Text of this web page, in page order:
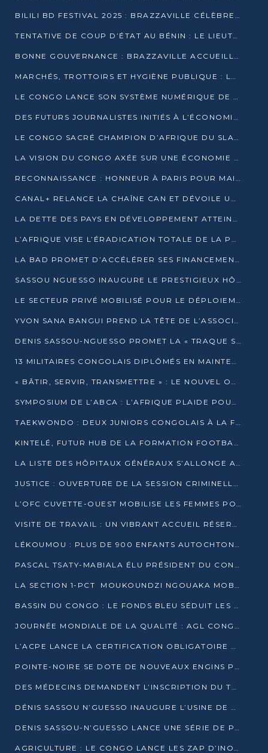
BILILI BD FESTIVAL 2025 : BRAZZAVILLE CÉLÈBRE DIX ANS DE CRÉATION GRAPHIQUE AFRICAINE
TENTATIVE DE COUP D’ÉTAT AU BÉNIN : LE LIEUTENANT-COLONEL TIGRI S’AUTOPROCLAME CHEF D’UN COMITÉ MILITAIRE
BONNE GOUVERNANCE : BRAZZAVILLE ACCUEILLE LES PREMIÈRES JOURNÉES CONGOLAISES DE L’ÉVALUATION
MARCHÉS, TROTTOIRS ET HYGIÈNE PUBLIQUE : LE GOUVERNEMENT DURCIT LE TON
LE CONGO LANCE SON SYSTÈME NUMÉRIQUE DE VÉRIFICATION DU BOIS
DES FUTURS JOURNALISTES INITIÉS À L’ÉCONOMIE BLEUE DURABLE
LE CONGO SACRÉ CHAMPION D’AFRIQUE DU SLAM 2025
LA VISION DU CONGO AXÉE SUR UNE ÉCONOMIE BAS CARBONE AU RENDEZ-VOUS DE MONACO 2025
RECONNAISSANCE : HONNEUR À PARIS POUR MAIXENT RAOUL OMINGA
CANAL+ RELANCE LA CHAÎNE CAN ET DÉVOILE UNE OFFRE EXCEPTIONNELLE POUR DÉCEMBRE
LA DETTE DES PAYS EN DÉVELOPPEMENT ATTEINT UN SOMMET HISTORIQUE ENTRE 2022 ET 2024
L’AFRIQUE VISE L’ÉRADICATION TOTALE DE LA POLIOMYÉLITE D’ICI 2026
LA BAD PROMET D’ACCÉLÉRER SES FINANCEMENTS AVEC LE MINISTÈRE DE L’ASSAINISSEMENT
SASSOU NGUESSO INAUGURE LE PRESTIGIEUX HÔTEL KEMPINSKI BRAZZAVILLE
LE SECTEUR PRIVÉ MOBILISÉ POUR LE DÉPLOIEMENT DE 19 MINI-CENTRALES SOLAIRES
YVON SANA BANGUI PREND LA TÊTE DE L’ASSOCIATION DES BANQUES CENTRALES AFRICAINES
DENIS SASSOU-NGUESSO PROMET LA « TRAQUE SANS RELÂCHE » DU GRAND BANDITISME
13 MILITAIRES CONGOLAIS DIPLÔMÉS EN MAINTENANCE INDUSTRIELLE APRÈS TROIS ANS DE FORMATION À L’UNIVERSITÉ MARIEN-NGOUABI
« BÂTIR, SERVIR, TRANSMETTRE » : LE NOUVEL OUVRAGE QUI INTERPELLE LES COLLECTIVITÉS
SYMPOSIUM DE L’ABCA : L’AFRIQUE PLAIDE POUR UN FINANCEMENT CLIMATIQUE ÉQUITABLE
TAEKWONDO : DEUX JUNIORS CONGOLAIS À LA FINALE D’OPEN SYRIES 2025 À ABIDJAN
KINTELÉ, FUTUR HUB DE LA FORMATION FOOTBALLISTIQUE AFRICAINE ?
LA LISTE DES HÔPITAUX GÉNÉRAUX S’ALLONGE AU CONGO
JUSTICE : OUVERTURE DE LA SESSION CRIMINELLE À BRAZZAVILLE AVEC 52 DOSSIERS AU RÔLE
L’OFC CUVETTE-OUEST MOBILISE LES FEMMES POUR ACCUEILLIR LE PRÉSIDENT DE LA RÉPUBLIQUE
VISITE DE TRAVAIL : UN VIBRANT ACCUEIL RÉSERVÉ À DENIS SASSOU-N’GUESSO PAR L’ASSOCIATION « LES AMIS DE WOMO »
LÉKOUMOU : PLUS DE 900 ENFANTS AUTOCHTONES REÇOIVENT DES KITS SCOLAIRES GRÂCE À L’ESPACE OPOKO
PASCAL TSATY-MABIALA ÉLU PRÉSIDENT DU CONSEIL NATIONAL DE L’UPADS
LA SECTION 1-PCT MOUKOUNDZI NGOUAKA MOBILISE 100 000 FCFA POUR LE 6ᵉ CONGRÈS DU PARTI
BASSIN DU CONGO : LE FONDS BLEU SÉDUIT LES BAILLEURS À BELÉM
JOURNÉE MONDIALE DE LA QUALITÉ : AGL CONGO FORME ET SENSIBILISE LES JEUNES TALENTS
L’ACPE LANCE LA CERTIFICATION OBLIGATOIRE DES CONTRATS DE TRAVAIL DES TRANSPORTEURS
POINTE-NOIRE SE DOTE DE NOUVEAUX ENGINS POUR L’ASSAINISSEMENT ET L’ENTRETIEN ROUTIER
DES MÉDECINS DEMANDENT L’INSCRIPTION DU TRAITEMENT DU PIED-BOT DANS LES CURSUS UNIVERSITAIRES
DÉNIS SASSOU N’GUESSO INAUGURE L’USINE DE VALORISATION DU GAZ ASSOCIÉ
DENIS SASSOU-N’GUESSO LANCE UNE SÉRIE DE PROJETS DANS LE KOUILOU
AGRICULTURE : LE CONGO LANCE LES ZAP D’INONI ET YONO